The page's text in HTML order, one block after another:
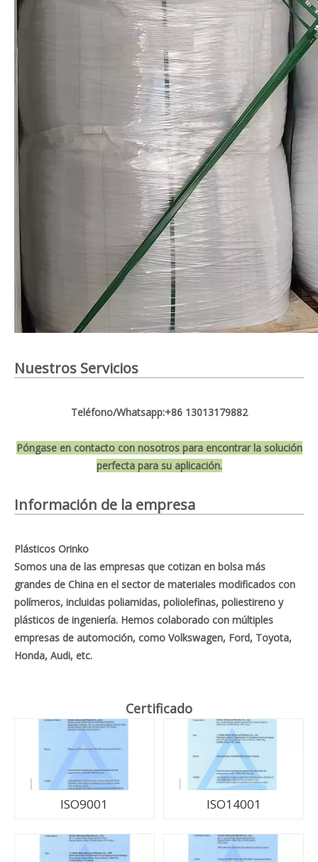
Nuestros Servicios
Teléfono/Whatsapp:+86 13013179882
Póngase en contacto con nosotros para encontrar la solución
perfecta para su aplicación.
Información de la empresa
Plásticos Orinko
Somos una de las empresas que cotizan en bolsa más
grandes de China en el sector de materiales modificados con
polímeros, incluidas poliamidas, poliolefinas, poliestireno y
plásticos de ingeniería. Hemos colaborado con múltiples
empresas de automoción, como Volkswagen, Ford, Toyota,
Honda, Audi, etc.
Certificado
ISO9001 ISO14001